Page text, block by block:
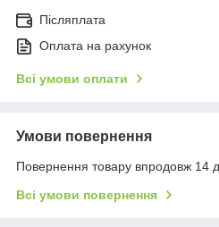
Післяплата
Оплата на рахунок
Всі умови оплати
Умови повернення
Повернення товару впродовж 14
Всі умови повернення